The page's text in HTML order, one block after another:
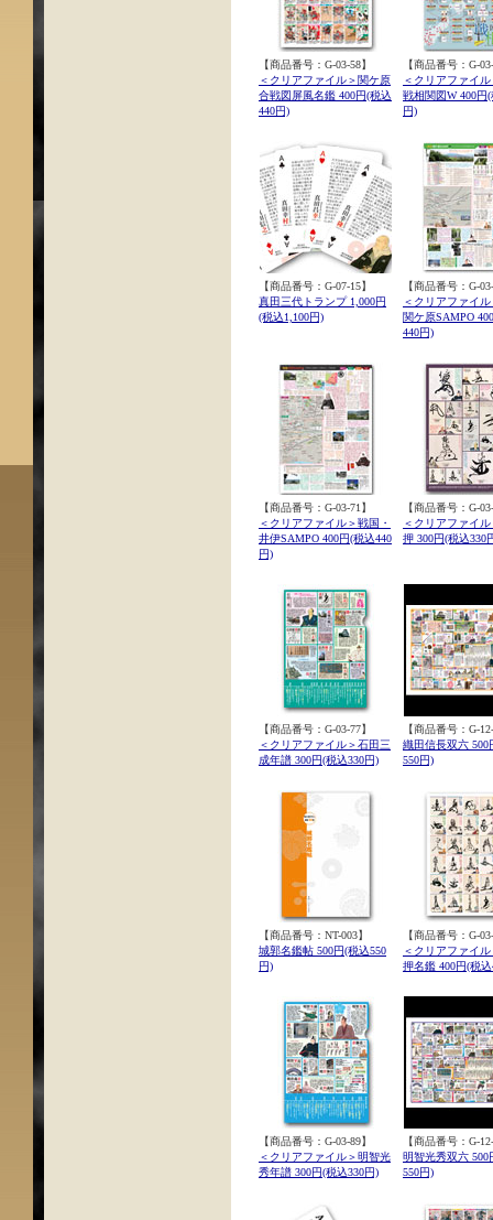
【商品番号：G-03-58】
＜クリアファイル＞関ケ原
合戦図屏風名鑑 400円(税込
440円)
【商品番号：G-
＜クリアファイ
戦相関図W 400円(
円)
【商品番号：G-07-15】
真田三代トランプ 1,000円
(税込1,100円)
【商品番号：G-
＜クリアファイ
関ケ原SAMPO
440円)
【商品番号：G-03-71】
＜クリアファイル＞戦国・
井伊SAMPO 400円(税込440
円)
【商品番号：G-
＜クリアファイ
押 300円(税込330
【商品番号：G-03-77】
＜クリアファイル＞石田三
成年譜 300円(税込330円)
【商品番号：G-
織田信長双六 500
550円)
【商品番号：NT-003】
城郭名鑑帖 500円(税込550
円)
【商品番号：G-
＜クリアファイ
押名鑑 400円(税込
【商品番号：G-03-89】
＜クリアファイル＞明智光
秀年譜 300円(税込330円)
【商品番号：G-
明智光秀双六 500
550円)